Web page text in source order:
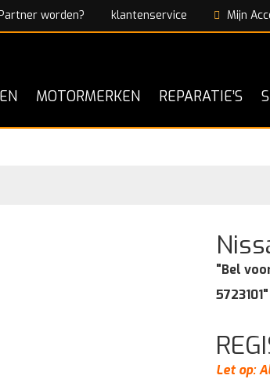
worden? klantenservice Mijn
MOTORMERKEN REPARATIE’S
"Bel
5723101"
Let op: